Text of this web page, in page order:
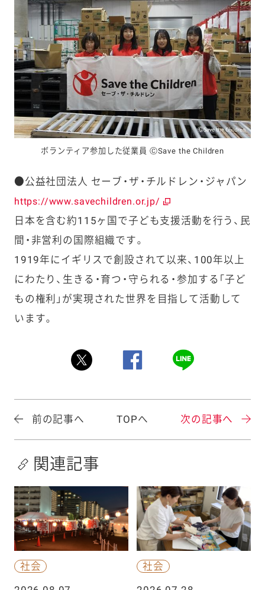
ボランティア参加した従業員 ⒸSave the Children
●公益社団法人 セーブ・ザ・チルドレン・ジャパン
https://www.savechildren.or.jp/
日本を含む約115ヶ国で子ども支援活動を行う、民
間・非営利の国際組織です。
1919年にイギリスで創設されて以来、100年以上
にわたり、生きる・育つ・守られる・参加する「子ど
もの権利」が実現された世界を目指して活動して
います。
前の記事へ TOPへ 次の記事へ
関連記事
社会
社会